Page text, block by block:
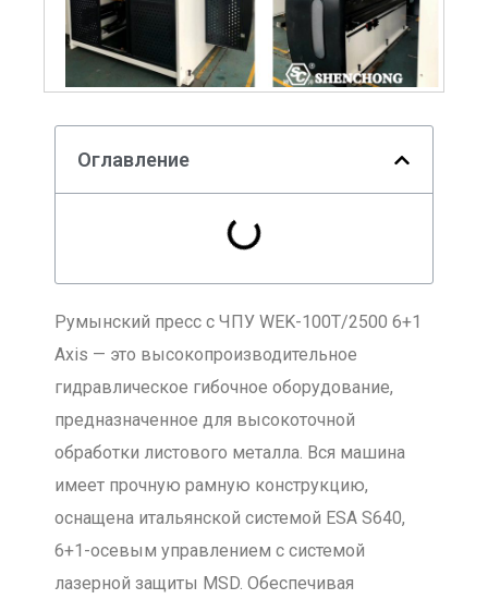
Оглавление
Румынский пресс с ЧПУ WEK-100T/2500 6+1
Axis — это высокопроизводительное
гидравлическое гибочное оборудование,
предназначенное для высокоточной
обработки листового металла. Вся машина
имеет прочную рамную конструкцию,
оснащена итальянской системой ESA S640,
6+1-осевым управлением с системой
лазерной защиты MSD. Обеспечивая